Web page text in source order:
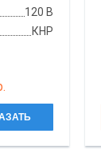
120 В
КНР